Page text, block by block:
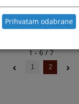
1 - 6 / 7
1 2
Prihvatam odabrane